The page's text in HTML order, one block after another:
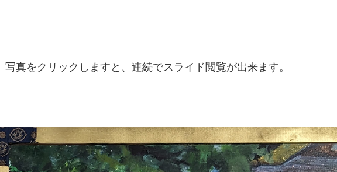
写真をクリックしますと、連続でスライド閲覧が出来ます。